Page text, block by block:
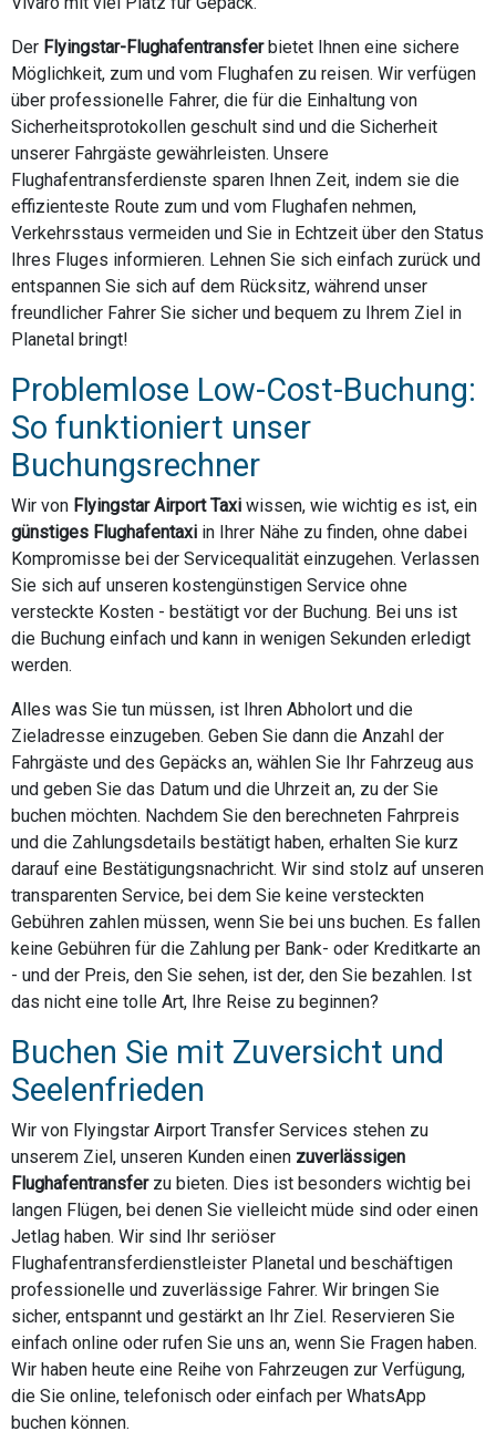
Der Flyingstar-Flughafentransferbietet Ihnen eine sichere
Möglichkeit, zum und vom Flughafen zu reisen. Wir verfügen
über professionelle Fahrer, die für die Einhaltung von
Sicherheitsprotokollen geschult sind und die Sicherheit
unserer Fahrgäste gewährleisten. Unsere
Flughafentransferdienste sparen Ihnen Zeit, indem sie die
effizienteste Route zum und vom Flughafen nehmen,
Verkehrsstaus vermeiden und Sie in Echtzeit über den Status
Ihres Fluges informieren. Lehnen Sie sich einfach zurück und
entspannen Sie sich auf dem Rücksitz, während unser
freundlicher Fahrer Sie sicher und bequem zu Ihrem Ziel in
Planetal bringt!
Problemlose Low-Cost-Buchung:
So funktioniert unser
Buchungsrechner
Wir von Flyingstar Airport Taxi wissen, wie wichtig es ist, ein
günstiges Flughafentaxi in Ihrer Nähe zu finden, ohne dabei
Kompromisse bei der Servicequalität einzugehen. Verlassen
Sie sich auf unseren kostengünstigen Service ohne
versteckte Kosten - bestätigt vor der Buchung. Bei uns ist
die Buchung einfach und kann in wenigen Sekunden erledigt
werden.
Alles was Sie tun müssen, ist Ihren Abholort und die
Zieladresse einzugeben. Geben Sie dann die Anzahl der
Fahrgäste und des Gepäcks an, wählen Sie Ihr Fahrzeug aus
und geben Sie das Datum und die Uhrzeit an, zu der Sie
buchen möchten. Nachdem Sie den berechneten Fahrpreis
und die Zahlungsdetails bestätigt haben, erhalten Sie kurz
darauf eine Bestätigungsnachricht. Wir sind stolz auf unseren
transparenten Service, bei dem Sie keine versteckten
Gebühren zahlen müssen, wenn Sie bei uns buchen. Es fallen
keine Gebühren für die Zahlung per Bank- oder Kreditkarte an
- und der Preis, den Sie sehen, ist der, den Sie bezahlen. Ist
das nicht eine tolle Art, Ihre Reise zu beginnen?
Buchen Sie mit Zuversicht und
Seelenfrieden
Wir von Flyingstar Airport Transfer Services stehen zu
unserem Ziel, unseren Kunden einen zuverlässigen
Flughafentransferzu bieten. Dies ist besonders wichtig bei
langen Flügen, bei denen Sie vielleicht müde sind oder einen
Jetlag haben. Wir sind Ihr seriöser
Flughafentransferdienstleister Planetal und beschäftigen
professionelle und zuverlässige Fahrer. Wir bringen Sie
sicher, entspannt und gestärkt an Ihr Ziel. Reservieren Sie
einfach online oder rufen Sie uns an, wenn Sie Fragen haben.
Wir haben heute eine Reihe von Fahrzeugen zur Verfügung,
die Sie online, telefonisch oder einfach per WhatsApp
buchen können.